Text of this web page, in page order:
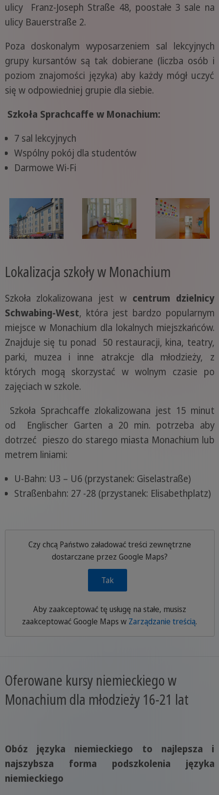
ulicy Franz-Joseph Straße 48, poostałe 3 sale na
ulicy Bauerstraße 2.
Poza doskonalym wyposarzeniem sal lekcyjnych
grupy kursantów są tak dobierane (liczba osób i
poziom znajomości języka) aby każdy mógł uczyć
się w odpowiedniej grupie dla siebie.
Szkoła Sprachcaffe w Monachium:
7 sal lekcyjnych
Wspólny pokój dla studentów
Darmowe Wi-Fi
Lokalizacja szkoły w Monachium
Szkoła zlokalizowana jest w centrum dzielnicy
Schwabing-West, która jest bardzo popularnym
miejsce w Monachium dla lokalnych miejszkańców.
Znajduje się tu ponad 50 restauracji, kina, teatry,
parki, muzea i inne atrakcje dla młodzieży, z
których mogą skorzystać w wolnym czasie po
zajęciach w szkole.
Szkoła Sprachcaffe zlokalizowana jest 15 minut
od Englischer Garten a 20 min. potrzeba aby
dotrzeć pieszo do starego miasta Monachium lub
metrem liniami:
U-Bahn: U3 – U6 (przystanek: Giselastraße)
Straßenbahn: 27 -28 (przystanek: Elisabethplatz)
Czy chcą Państwo załadować treści zewnętrzne
dostarczane przez Google Maps?
Tak
Aby zaakceptować tę usługę na stałe, musisz
zaakceptowaćGoogle Maps w Zarządzanie treścią.
Oferowane kursy niemieckiego w
Monachium dla młodzieży 16-21 lat
Obóz języka niemieckiego to najlepsza i
najszybsza forma podszkolenia języka
niemieckiego